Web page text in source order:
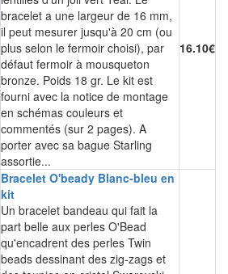
bracelet a une largeur de 16 mm,
il peut mesurer jusqu'à 20 cm (ou
plus selon le fermoir choisi), par
défaut fermoir à mousqueton
bronze. Poids 18 gr. Le kit est
fourni avec la notice de montage
en schémas couleurs et
commentés (sur 2 pages). A
porter avec sa bague Starling
assortie...
16.10€
Bracelet O'beady Blanc-bleu en
kit
Un bracelet bandeau qui fait la
part belle aux perles O'Bead
qu'encadrent des perles Twin
beads dessinant des zig-zags et